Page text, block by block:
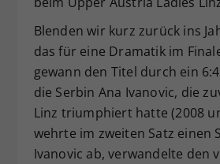
Blenden wir kurz zurück ins
das für eine Dramatik im
gewann den Titel durch ein
die Serbin Ana Ivanovic, die
Linz triumphiert hatte (2008
wehrte im zweiten Satz einen
Ivanovic ab, verwandelte den